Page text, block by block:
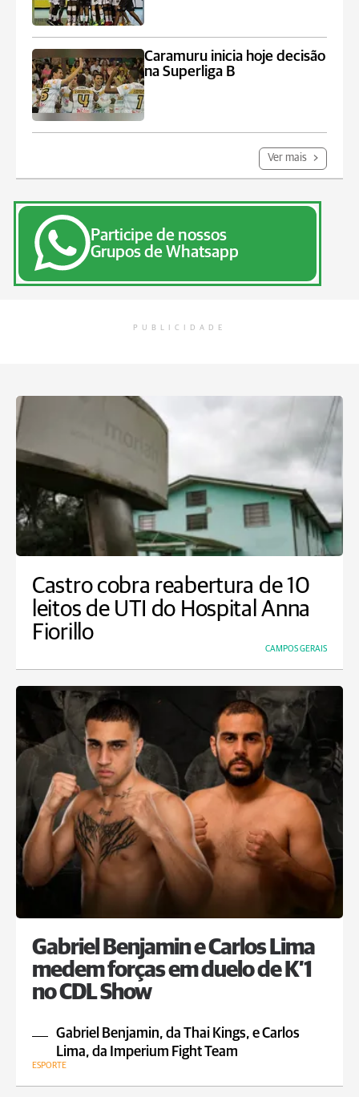
Caramuru inicia hoje decisão
na Superliga B
Ver mais
Participe de nossos
Grupos de Whatsapp
PUBLICIDADE
Castro cobra reabertura de 10
leitos de UTI do Hospital Anna
Fiorillo
CAMPOS GERAIS
Gabriel Benjamin e Carlos Lima
medem forças em duelo de K’1
no CDL Show
Gabriel Benjamin, da Thai Kings, e Carlos
Lima, da Imperium Fight Team
ESPORTE